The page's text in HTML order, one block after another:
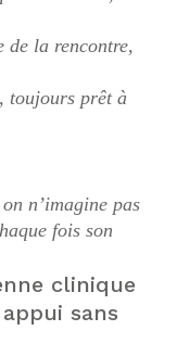
de la rencontre,
toujours prêt à
n’imagine pas
fois son
clinique
sans